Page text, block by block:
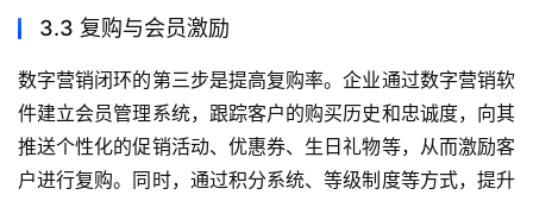
3.3 复购与会员激励
数字营销闭环的第三步是提高复购率。企业通过数字营销软
件建立会员管理系统，跟踪客户的购买历史和忠诚度，向其
推送个性化的促销活动、优惠券、生日礼物等，从而激励客
户进行复购。同时，通过积分系统、等级制度等方式，提升